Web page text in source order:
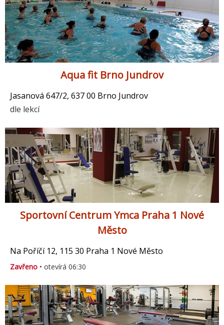
Aqua fit Brno Jundrov
Jasanová 647/2, 637 00 Brno Jundrov
dle lekcí
Sportovní Centrum Ymca Praha 1 Nové
Město
Na Poříčí 12, 115 30 Praha 1 Nové Město
Zavřeno • otevírá 06:30